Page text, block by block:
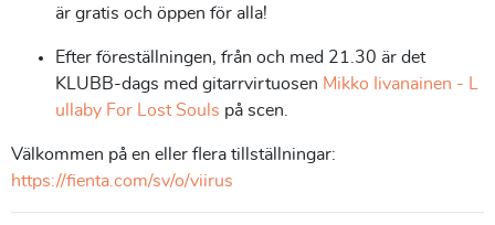
är gratis och öppen för alla!
Efter föreställningen, från och med 21.30 är det
KLUBB-dags med gitarrvirtuosen Mikko Iivanainen - L
ullaby For Lost Souls på scen.
Välkommen på en eller flera tillställningar:
https://fienta.com/sv/o/viirus